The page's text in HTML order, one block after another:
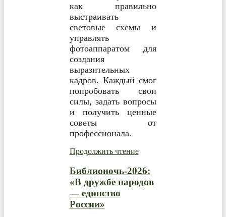
как правильно
выстраивать
световые схемы и
управлять
фотоаппаратом для
создания
выразительных
кадров. Каждый смог
попробовать свои
силы, задать вопросы
и получить ценные
советы от
профессионала.
Продолжить чтение
Библионочь-2026:
«В дружбе народов
— единство
России»